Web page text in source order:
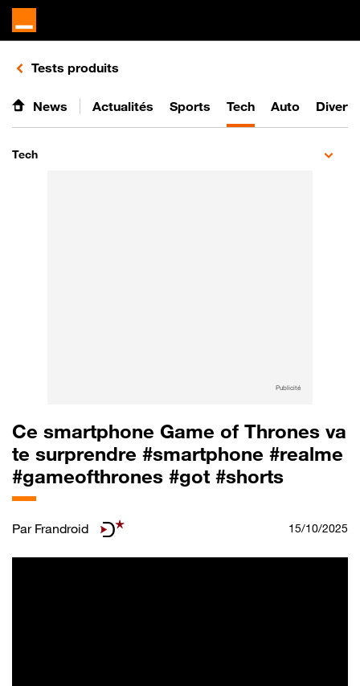
Retours vers le listing de vidéos de la catégorie
Tests produits
News Actualités Sports Tech Auto
Tech
Publicité
Ce smartphone Game of Thrones va
te surprendre #smartphone #realme
#gameofthrones #got #shorts
Par Frandroid 15/10/2025